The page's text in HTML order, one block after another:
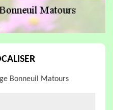
Bonneuil Matours